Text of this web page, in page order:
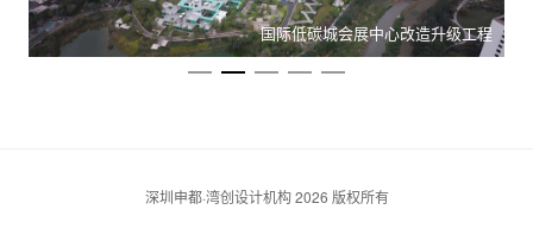
国际低碳城会展中心改造升级工程
深圳申都·湾创设计机构 2026 版权所有